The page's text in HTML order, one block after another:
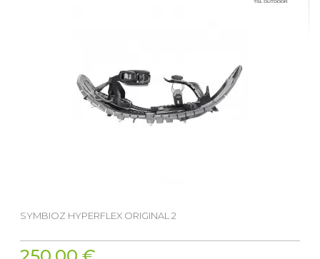
SYMBIOZ HYPERFLEX ORIGINAL 2